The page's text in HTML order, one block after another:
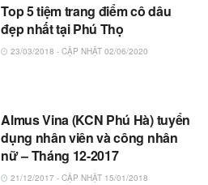
Top 5 tiệm trang điểm cô dâu
đẹp nhất tại Phú Thọ
23/03/2018 - CẬP NHẬT 02/06/2020
Almus Vina (KCN Phú Hà) tuyển
dụng nhân viên và công nhân
nữ – Tháng 12-2017
21/12/2017 - CẬP NHẬT 15/01/2018